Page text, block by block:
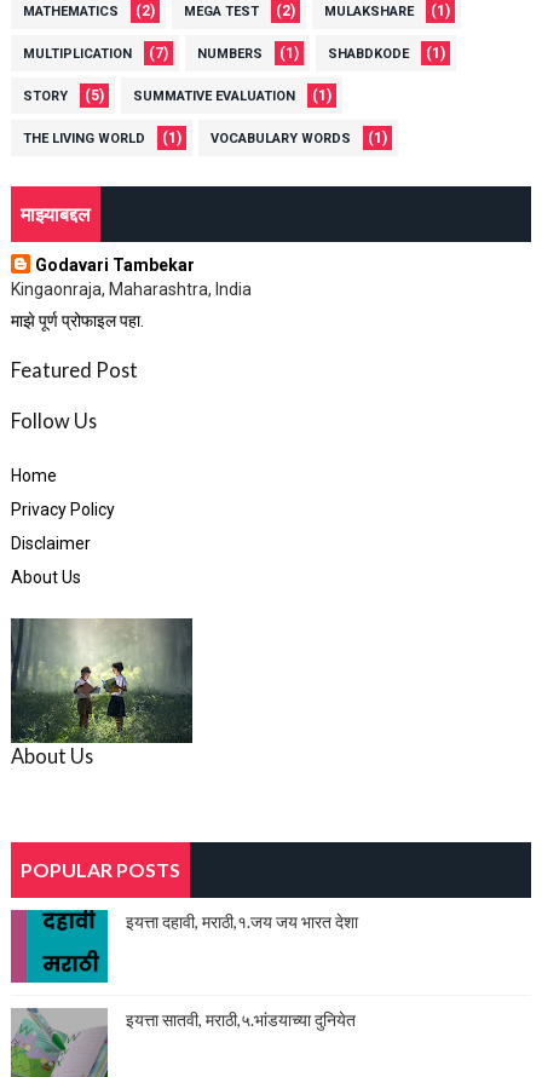
MATHEMATICS (2) MEGA TEST (2) MULAKSHARE (1)
MULTIPLICATION (7) NUMBERS (1) SHABDKODE (1)
STORY (5) SUMMATIVE EVALUATION (1)
THE LIVING WORLD (1) VOCABULARY WORDS (1)
माझ्याबद्दल
Godavari Tambekar
Kingaonraja, Maharashtra, India
माझे पूर्ण प्रोफाइल पहा.
Featured Post
Follow Us
Home
Privacy Policy
Disclaimer
About Us
About Us
POPULAR POSTS
इयत्ता दहावी, मराठी,१.जय जय भारत देशा
इयत्ता सातवी, मराठी,५.भांडयाच्या दुनियेत